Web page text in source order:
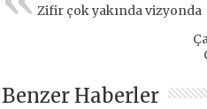
Zifir çok yakında vizyonda
Benzer Haberler